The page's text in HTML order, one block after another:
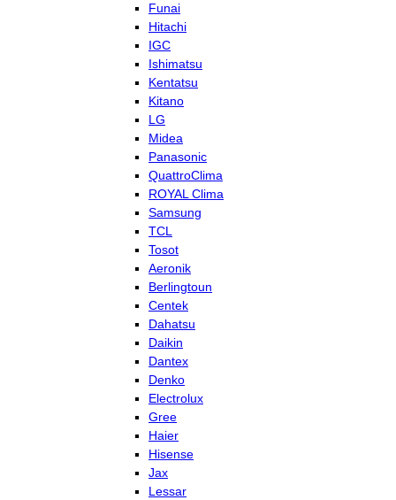
Funai
Hitachi
IGC
Ishimatsu
Kentatsu
Kitano
LG
Midea
Panasonic
QuattroClima
ROYAL Clima
Samsung
TCL
Tosot
Aeronik
Berlingtoun
Centek
Dahatsu
Daikin
Dantex
Denko
Electrolux
Gree
Haier
Hisense
Jax
Lessar